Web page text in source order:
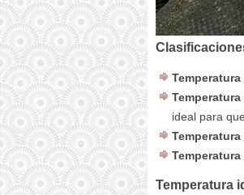
ideal para
Temperatura
Temperatura